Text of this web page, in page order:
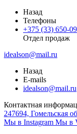
Назад
Телефоны
+375 (33) 650-
Отдел продаж
idealson@mail.ru
Назад
E-mails
idealson@mail.ru
Контактная
247694, Гомельская
Мы в Instagram Мы в